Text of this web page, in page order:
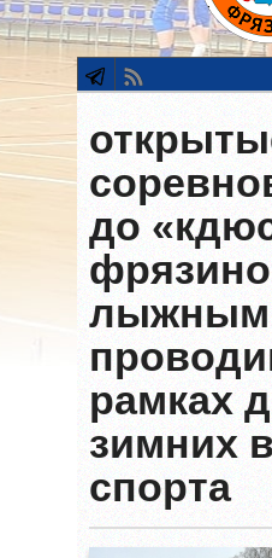
до
лыжным
рамках
зимних
спорта